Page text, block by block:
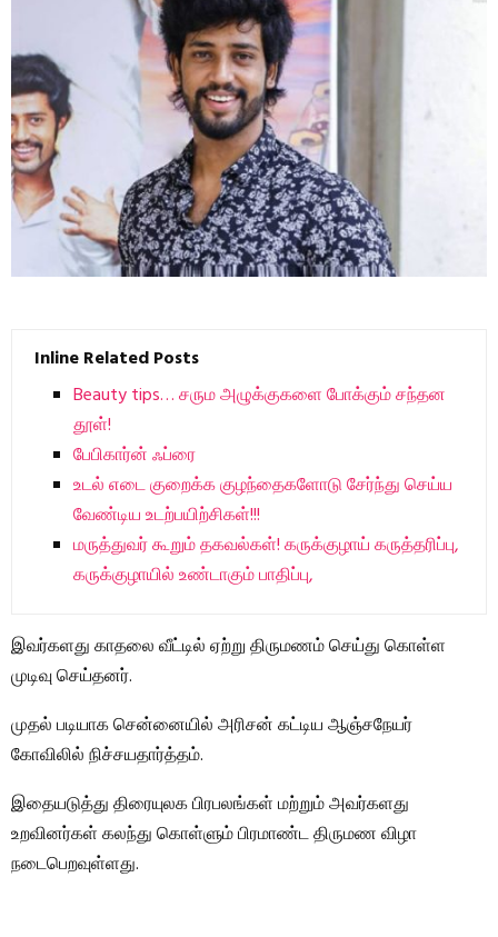
Inline Related Posts
Beauty tips… சரும அழுக்குகளை போக்கும் சந்தன
தூள்!
பேபிகார்ன் ஃப்ரை
உடல் எடை குறைக்க குழந்தைகளோடு சேர்ந்து செய்ய
வேண்டிய உடற்பயிற்சிகள்!!!
மருத்துவர் கூறும் தகவல்கள்! கருக்குழாய் கருத்தரிப்பு,
கருக்குழாயில் உண்டாகும் பாதிப்பு,
இவர்களது காதலை வீட்டில் ஏற்று திருமணம் செய்து கொள்ள
முடிவு செய்தனர்.
முதல் படியாக சென்னையில் அரிசன் கட்டிய ஆஞ்சநேயர்
கோவிலில் நிச்சயதார்த்தம்.
இதையடுத்து திரையுலக பிரபலங்கள் மற்றும் அவர்களது
உறவினர்கள் கலந்து கொள்ளும் பிரமாண்ட திருமண விழா
நடைபெறவுள்ளது.